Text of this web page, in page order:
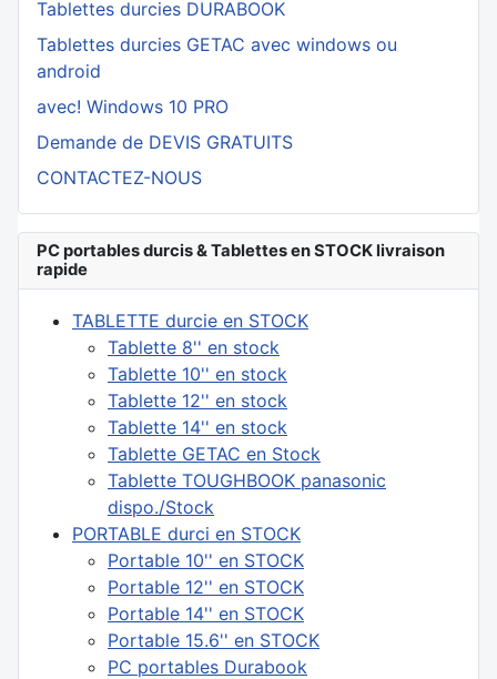
Tablettes durcies DURABOOK
Tablettes durcies GETAC avec windows ou
android
avec! Windows 10 PRO
Demande de DEVIS GRATUITS
CONTACTEZ-NOUS
PC portables durcis & Tablettes en STOCK livraison
rapide
TABLETTE durcie en STOCK
Tablette 8'' en stock
Tablette 10'' en stock
Tablette 12'' en stock
Tablette 14'' en stock
Tablette GETAC en Stock
Tablette TOUGHBOOK panasonic
dispo./Stock
PORTABLE durci en STOCK
Portable 10'' en STOCK
Portable 12'' en STOCK
Portable 14'' en STOCK
Portable 15.6'' en STOCK
PC portables Durabook